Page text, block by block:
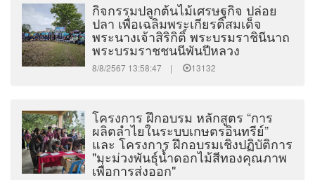
กิจกรรมปลูกต้นไม้เศรษฐกิจ ปล่อย
ปลา เพื่อเฉลิมพระเกียรติสมเด็จ
พระนางเจ้าสิริกิติ์ พระบรมราชินีนาถ
พระบรมราชชนนีพันปีหลวง
8/8/2567 13:58:47 | 13132
โครงการ ฝึกอบรม หลักสูตร “การ
ผลิตลำไยในระบบเกษตรอินทรีย์”
และ โครงการ ฝึกอบรมเชิงปฏิบัติการ
"มะม่วงพันธุ์น้ำดอกไม้สีทองคุณภาพ
เพื่อการส่งออก"